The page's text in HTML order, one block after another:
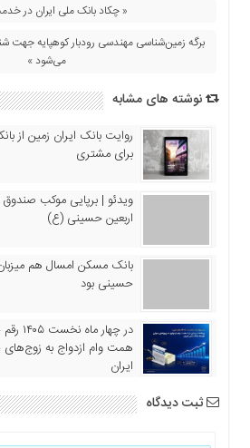
« چکاد بانک ملی ایران در
برگه زمین‌شناسی مهندسی رودبار کوهپایه جهت
می‌شود »
نوشته های مشابه
روایت بانک ایران زمین از
برای مشتری
ویدئو | برپایی موکب
اربعین حسینی (ع)
بانک مسکن امسال هم میزبان
حسینی بود
همت وام ازدواج به
ایران
ثبت دیدگاه